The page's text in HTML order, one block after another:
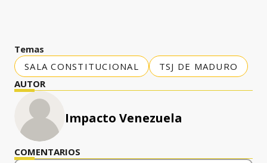
Temas
SALA CONSTITUCIONAL
TSJ DE MADURO
AUTOR
Impacto Venezuela
COMENTARIOS